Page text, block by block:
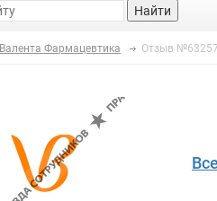
Найти
Валента Фармацевтика Отзыв